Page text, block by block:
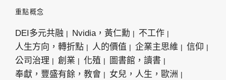
重點概念
DEI多元共融 Nvidia，黃仁勳
不工作
人生方向，轉折點
人的價值 企業主思維
信仰
公司治理
創業 化殖
圖書館，讀書
奉獻，豐盛有餘，教會
女兒，人生，歐洲